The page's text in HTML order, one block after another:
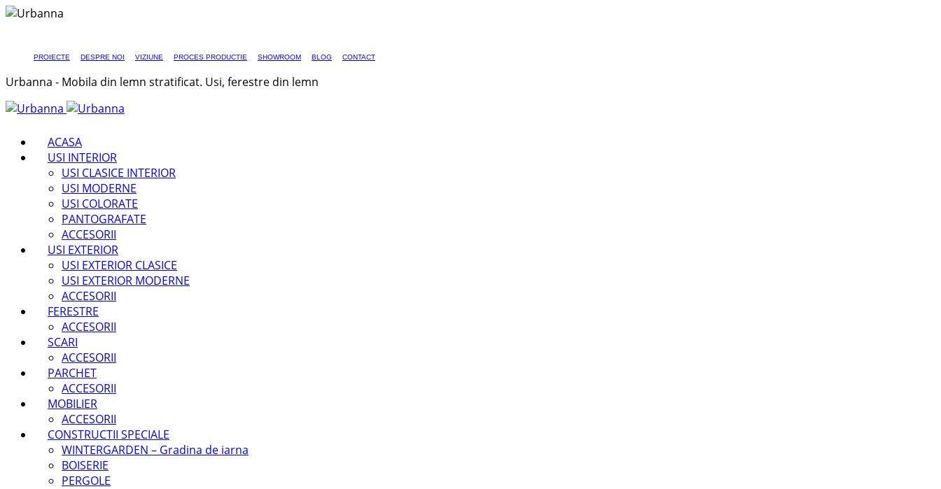
PROIECTE DESPRE NOI VIZIUNE PROCES PRODUCTIE SHOWROOM BLOG CONTACT
Urbanna - Mobila din lemn stratificat. Usi, ferestre din lemn
ACASA
USI INTERIOR
USI CLASICE INTERIOR
USI MODERNE
USI COLORATE
PANTOGRAFATE
ACCESORII
USI EXTERIOR
USI EXTERIOR CLASICE
USI EXTERIOR MODERNE
ACCESORII
FERESTRE
ACCESORII
SCARI
ACCESORII
PARCHET
ACCESORII
MOBILIER
ACCESORII
CONSTRUCTII SPECIALE
WINTERGARDEN – Gradina de iarna
BOISERIE
PERGOLE